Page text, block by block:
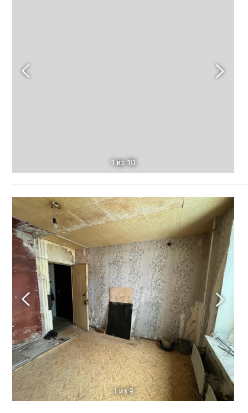
1 из 10
1 из 9